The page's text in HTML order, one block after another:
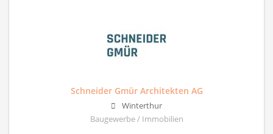
Schneider Gmür Architekten AG
Winterthur
Baugewerbe / Immobilien